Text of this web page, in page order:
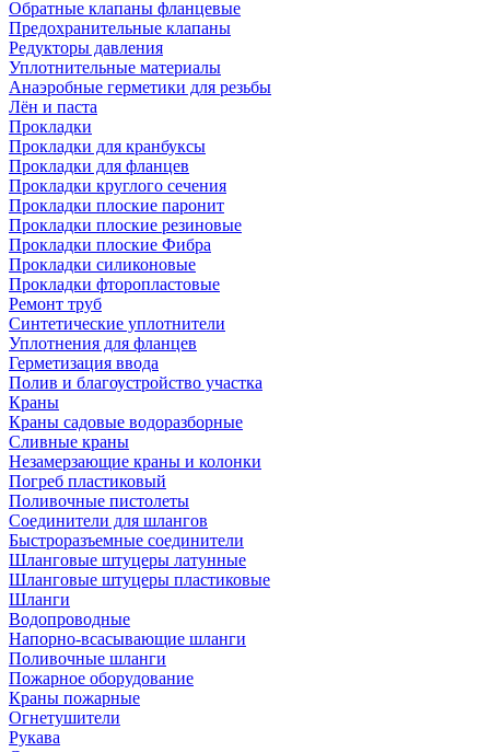
Обратные клапаны фланцевые
Предохранительные клапаны
Редукторы давления
Уплотнительные материалы
Анаэробные герметики для резьбы
Лён и паста
Прокладки
Прокладки для кранбуксы
Прокладки для фланцев
Прокладки круглого сечения
Прокладки плоские паронит
Прокладки плоские резиновые
Прокладки плоские Фибра
Прокладки силиконовые
Прокладки фторопластовые
Ремонт труб
Синтетические уплотнители
Уплотнения для фланцев
Герметизация ввода
Полив и благоустройство участка
Краны
Краны садовые водоразборные
Сливные краны
Незамерзающие краны и колонки
Погреб пластиковый
Поливочные пистолеты
Соединители для шлангов
Быстроразъемные соединители
Шланговые штуцеры латунные
Шланговые штуцеры пластиковые
Шланги
Водопроводные
Напорно-всасывающие шланги
Поливочные шланги
Пожарное оборудование
Краны пожарные
Огнетушители
Рукава